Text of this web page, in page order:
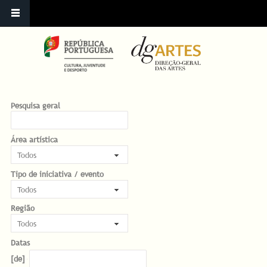
Pesquisa geral
Área artística
Tipo de iniciativa / evento
Região
Datas
Datas
Date